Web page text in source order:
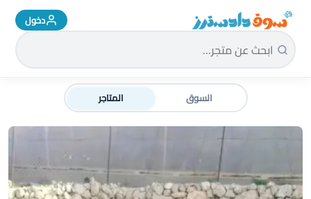
سوق دادسترز الرئيسية دخول
السوق المتاجر